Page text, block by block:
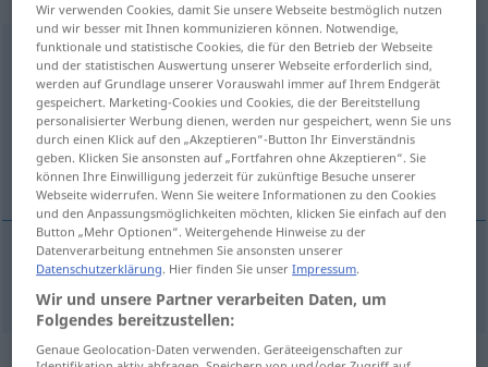
fundieren <fundieren>
Übersicht aller Übersetzungen
(Für mehr Details die Übersetzung anklicken/antippen)
funderen
funderen fundieren
Wir verwenden Cookies, damit Sie unsere Webseite bestmöglich nutzen
und wir besser mit Ihnen kommunizieren können. Notwendige,
funktionale und statistische Cookies, die für den Betrieb der Webseite
und der statistischen Auswertung unserer Webseite erforderlich sind,
werden auf Grundlage unserer Vorauswahl immer auf Ihrem Endgerät
gespeichert. Marketing-Cookies und Cookies, die der Bereitstellung
personalisierter Werbung dienen, werden nur gespeichert, wenn Sie uns
durch einen Klick auf den „Akzeptieren“-Button Ihr Einverständnis
geben. Klicken Sie ansonsten auf „Fortfahren ohne Akzeptieren“. Sie
können Ihre Einwilligung jederzeit für zukünftige Besuche unserer
Webseite widerrufen. Wenn Sie weitere Informationen zu den Cookies
und den Anpassungsmöglichkeiten möchten, klicken Sie einfach auf den
Button „Mehr Optionen“. Weitergehende Hinweise zu der
Datenverarbeitung entnehmen Sie ansonsten unserer
Datenschutzerklärung. Hier finden Sie unserImpressum.
Wir und unsere Partner verarbeiten Daten, um
Folgendes bereitzustellen:
Genaue Geolocation-Daten verwenden. Geräteeigenschaften zur